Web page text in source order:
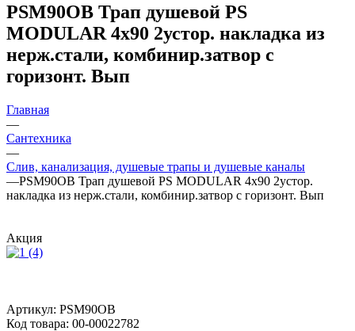
PSM90OB Трап душевой PS
MODULAR 4x90 2устор. накладка из
нерж.стали, комбинир.затвор с
горизонт. Вып
Главная
—
Сантехника
—
Слив, канализация, душевые трапы и душевые каналы
—PSM90OB Трап душевой PS MODULAR 4x90 2устор.
накладка из нерж.стали, комбинир.затвор с горизонт. Вып
Акция
Артикул: PSM90OB
Код товара: 00-00022782